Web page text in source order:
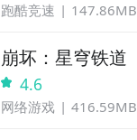
跑酷竞速 147.86MB
崩坏：星穹铁道
4.6
网络游戏 416.59MB